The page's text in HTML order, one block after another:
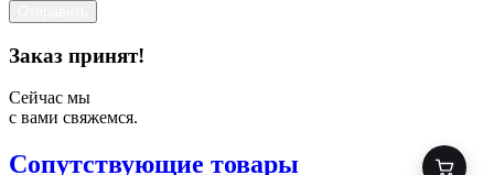
Заказ принят!
Сейчас мы
с вами свяжемся.
Сопутствующие товары